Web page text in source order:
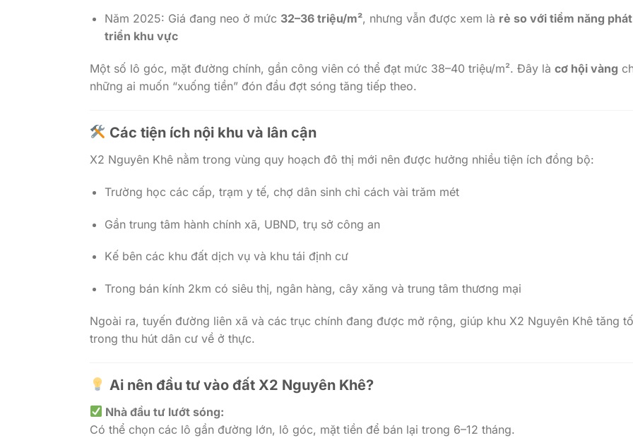
Năm 2025: Giá đang neo ở mức 32–36 triệu/m², nhưng vẫn được xem là rẻ so với tiềm năng phát
triển khu vực
Một số lô góc, mặt đường chính, gần công viên có thể đạt mức 38–40 triệu/m². Đây là cơ hội vàng
những ai muốn “xuống tiền” đón đầu đợt sóng tăng tiếp theo.
Các tiện ích nội khu và lân cận
X2 Nguyên Khê nằm trong vùng quy hoạch đô thị mới nên được hưởng nhiều tiện ích đồng bộ:
Trường học các cấp, trạm y tế, chợ dân sinh chỉ cách vài trăm mét
Gần trung tâm hành chính xã, UBND, trụ sở công an
Kế bên các khu đất dịch vụ và khu tái định cư
Trong bán kính 2km có siêu thị, ngân hàng, cây xăng và trung tâm thương mại
Ngoài ra, tuyến đường liên xã và các trục chính đang được mở rộng, giúp khu X2 Nguyên Khê tăng
trong thu hút dân cư về ở thực.
Ai nên đầu tư vào đất X2 Nguyên Khê?
Nhà đầu tư lướt sóng:
Có thể chọn các lô gần đường lớn, lô góc, mặt tiền để bán lại trong 6–12 tháng.